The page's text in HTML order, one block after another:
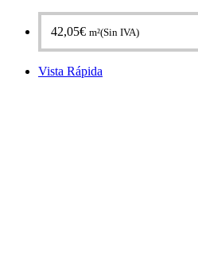
42,05€ m²(Sin IVA)
Vista Rápida